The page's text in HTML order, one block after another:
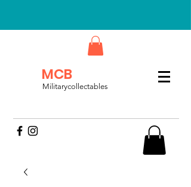
MCB
Militarycollectables